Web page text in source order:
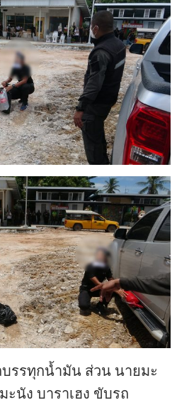
รรทุกน้ำมัน ส่วน นายมะ
นัง บาราเฮง ขับรถ